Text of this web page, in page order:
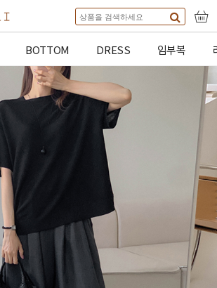
BOTTOM DRESS 임부복